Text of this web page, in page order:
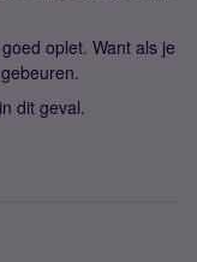
oplet. Want als je
dit geval.